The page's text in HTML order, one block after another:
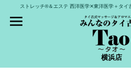
ストレッチ®＆エステ 西洋医学✕東洋医学＋タイ
横浜店